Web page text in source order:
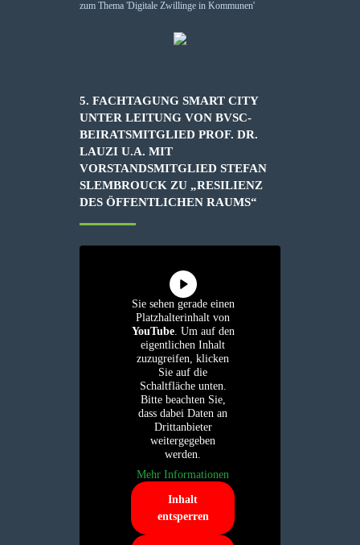
5. FACHTAGUNG SMART CITY
UNTER LEITUNG VON BVSC-
BEIRATSMITGLIED PROF. DR.
LAUZI U.A. MIT
VORSTANDSMITGLIED STEFAN
SLEMBROUCK ZU „RESILIENZ
DES ÖFFENTLICHEN RAUMS“
Sie sehen gerade einen
Platzhalterinhalt von
YouTube. Um auf den
eigentlichen Inhalt
zuzugreifen, klicken
Sie auf die
Schaltfläche unten.
Bitte beachten Sie,
dass dabei Daten an
Drittanbieter
weitergegeben
werden.
Mehr Informationen
Inhalt
entsperren